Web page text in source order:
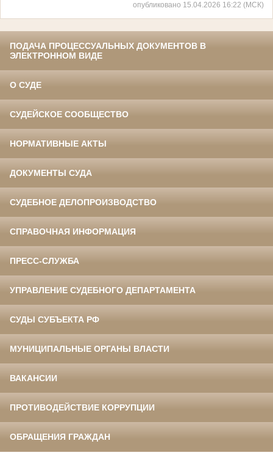
опубликовано 15.04.2026 16:22 (МСК)
ПОДАЧА ПРОЦЕССУАЛЬНЫХ ДОКУМЕНТОВ В
ЭЛЕКТРОННОМ ВИДЕ
О СУДЕ
СУДЕЙСКОЕ СООБЩЕСТВО
НОРМАТИВНЫЕ АКТЫ
ДОКУМЕНТЫ СУДА
СУДЕБНОЕ ДЕЛОПРОИЗВОДСТВО
СПРАВОЧНАЯ ИНФОРМАЦИЯ
ПРЕСС-СЛУЖБА
УПРАВЛЕНИЕ СУДЕБНОГО ДЕПАРТАМЕНТА
СУДЫ СУБЪЕКТА РФ
МУНИЦИПАЛЬНЫЕ ОРГАНЫ ВЛАСТИ
ВАКАНСИИ
ПРОТИВОДЕЙСТВИЕ КОРРУПЦИИ
ОБРАЩЕНИЯ ГРАЖДАН